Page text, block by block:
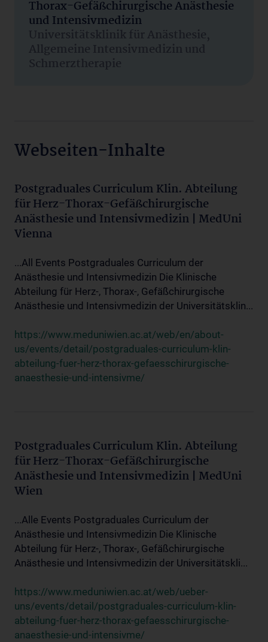
Thorax-Gefäßchirurgische Anästhesie
und Intensivmedizin
Universitätsklinik für Anästhesie,
Allgemeine Intensivmedizin und
Schmerztherapie
Webseiten-Inhalte
Postgraduales Curriculum Klin. Abteilung
für Herz-Thorax-Gefäßchirurgische
Anästhesie und Intensivmedizin | MedUni
Vienna
...All Events Postgraduales Curriculum der
Anästhesie und Intensivmedizin Die Klinische
Abteilung für Herz-, Thorax-, Gefäßchirurgische
Anästhesie und Intensivmedizin der Universitätsklin...
https://www.meduniwien.ac.at/web/en/about-
us/events/detail/postgraduales-curriculum-klin-
abteilung-fuer-herz-thorax-gefaesschirurgische-
anaesthesie-und-intensivme/
Postgraduales Curriculum Klin. Abteilung
für Herz-Thorax-Gefäßchirurgische
Anästhesie und Intensivmedizin | MedUni
Wien
...Alle Events Postgraduales Curriculum der
Anästhesie und Intensivmedizin Die Klinische
Abteilung für Herz-, Thorax-, Gefäßchirurgische
Anästhesie und Intensivmedizin der Universitätskli...
https://www.meduniwien.ac.at/web/ueber-
uns/events/detail/postgraduales-curriculum-klin-
abteilung-fuer-herz-thorax-gefaesschirurgische-
anaesthesie-und-intensivme/